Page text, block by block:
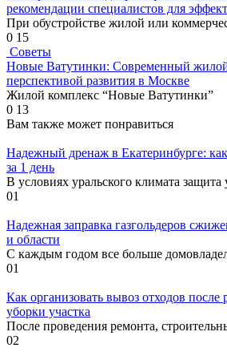
рекомендации специалистов для
При обустройстве жилой или
0 15
Советы
Новые Ватутинки: Современный
перспективой развития в Москве
Жилой комплекс “Новые Ватутинки”
0 13
Вам также может понравиться
Надежный дренаж в Екатеринбурге: как
за 1 день
В условиях уральского климата защита
01
Надежная заправка газгольдеров
и области
С каждым годом все больше
01
Как организовать вывоз отходов после
уборки участка
После проведения ремонта,
02